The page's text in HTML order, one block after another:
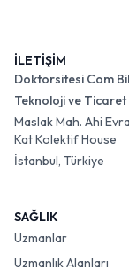
İLETİŞİM
Doktorsitesi Com
Teknoloji ve Ticaret
Maslak Mah. Ahi
Kat Kolektif House
İstanbul, Türkiye
SAĞLIK
Uzmanlar
Uzmanlık Alanları